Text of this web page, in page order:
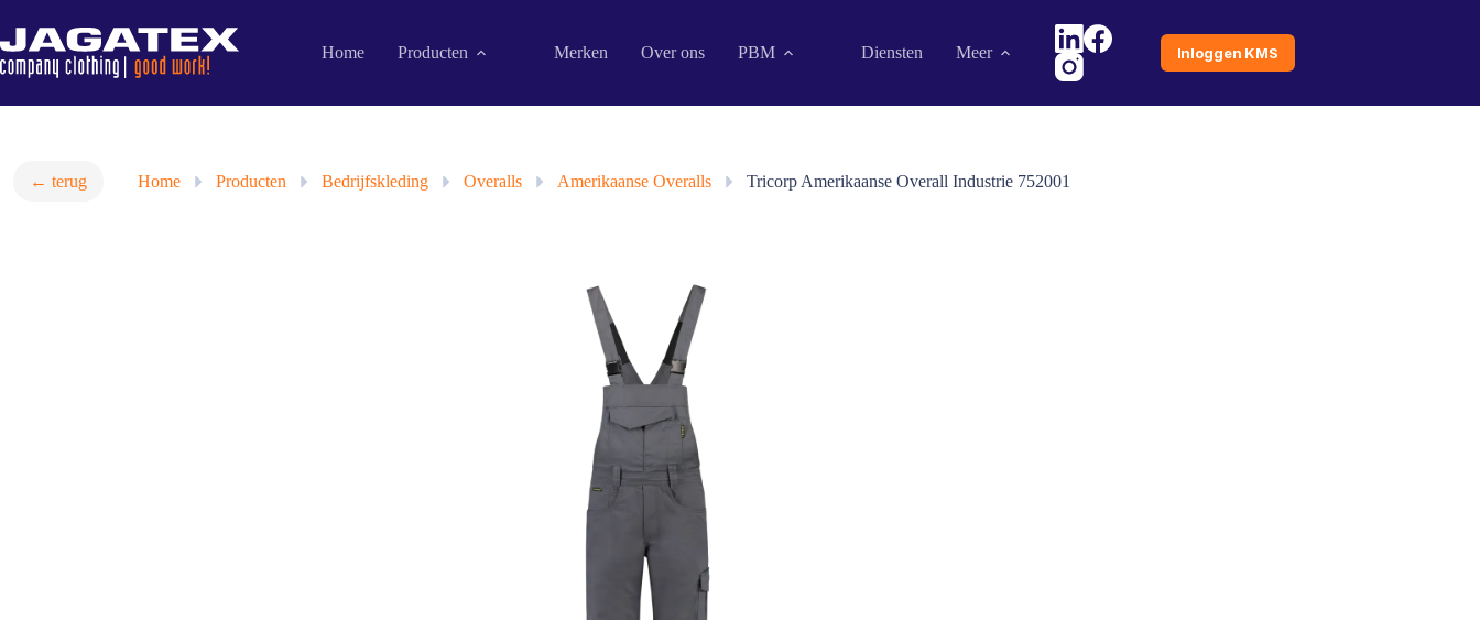
naar
de
inhoud
Home Producten Merken Over ons PBM Diensten Meer Inloggen KMS
← terug Home » Producten » Bedrijfskleding » Overalls » Amerikaanse Overalls » Tricorp Amerikaanse Overall Industrie 752001